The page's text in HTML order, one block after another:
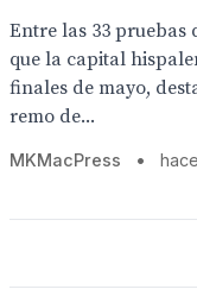
Entre las 33 pruebas
que la capital
finales de mayo,
remo de...
MKMacPress •